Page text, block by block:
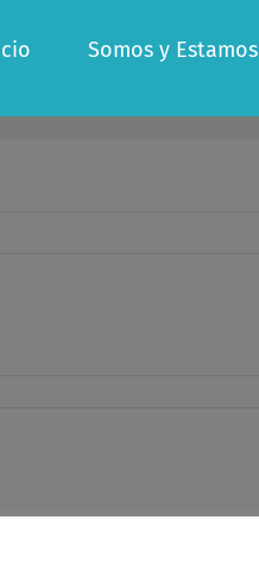
Somos y Estamos